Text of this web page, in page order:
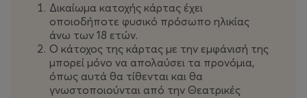
Έκπτωση έως και 20% στα εισιτήρια του
Θεάτρου Παλλάς:H έκπτωση αφορά έως και 2
εισιτήρια ανά μέλος και ανά παράσταση. (Ισχύει
στις παραστάσεις με την αντίστοιχη σήμανση –
Δε συνδυάζεται με εξαργύρωση voucher).
Δικαίωμα κατοχής κάρτας έχει
οποιοδήποτε φυσικό πρόσωπο ηλικίας
άνω των 18 ετών.
Ο κάτοχος της κάρτας με την εμφάνισή της
μπορεί μόνο να απολαύσει τα προνόμια,
όπως αυτά θα τίθενται και θα
γνωστοποιούνται από την Θεατρικές